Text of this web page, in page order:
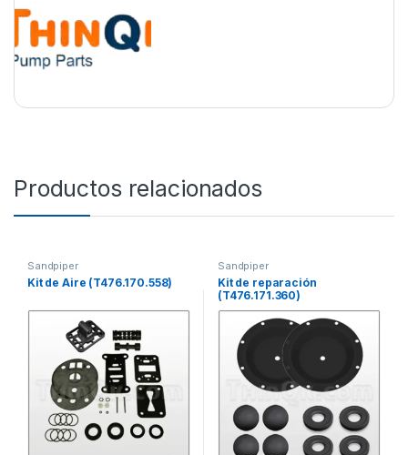
Productos relacionados
Sandpiper
Kit de Aire (T476.170.558)
Sandpiper
Kit de reparación
(T476.171.360)